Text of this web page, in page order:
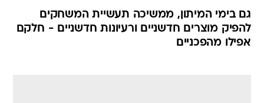
גם בימי המיתון, ממשיכה תעשיית המשחקים
להפיק מוצרים חדשניים ורעיונות חדשניים - חלקם
אפילו מהפכניים